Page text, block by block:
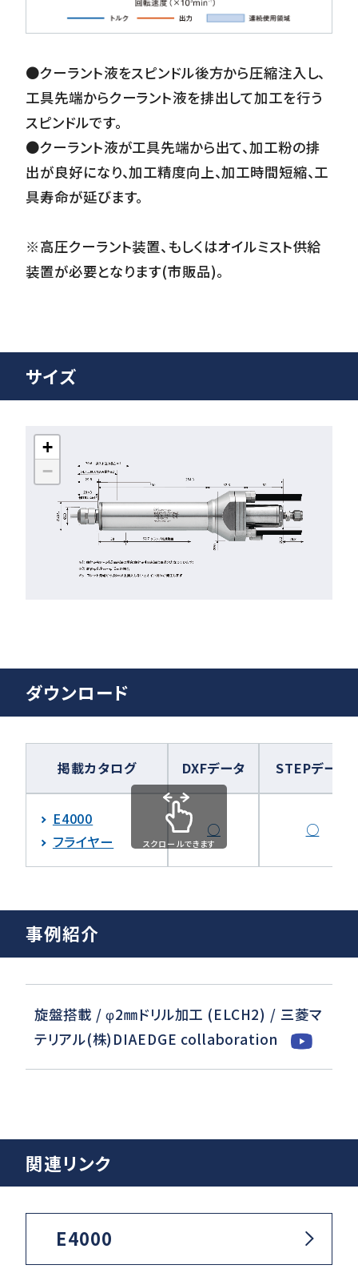
●クーラント液をスピンドル後方から圧縮注入し、
工具先端からクーラント液を排出して加工を行う
スピンドルです。
●クーラント液が工具先端から出て、加工粉の排
出が良好になり、加工精度向上、加工時間短縮、工
具寿命が延びます。
※高圧クーラント装置、もしくはオイルミスト供給
装置が必要となります(市販品)。
サイズ
ダウンロード
掲載カタログ DXFデータ STEPデータ
E4000
フライヤー
○ ○
スクロールできます
事例紹介
旋盤搭載 / φ2㎜ドリル加工 (ELCH2) / 三菱マ
テリアル(株)DIAEDGE collaboration
関連リンク
E4000
+
−